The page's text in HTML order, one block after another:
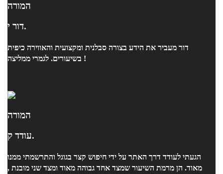
המורה
דור י.
דור מעביר את הידע בצורה סבלנית ומקצועית והאווירה כיפית
בשיעורים. לגמרי ממליצה !
המורה
עודד ק.
הגעתי לעודד דרך האתר על ידי חיפוש קצר בגוגל והתרשמתי ממנו
מאוד. הן מרמת השיעור שמצד אחד גבוהה מאוד ומצד שני מובנת ,